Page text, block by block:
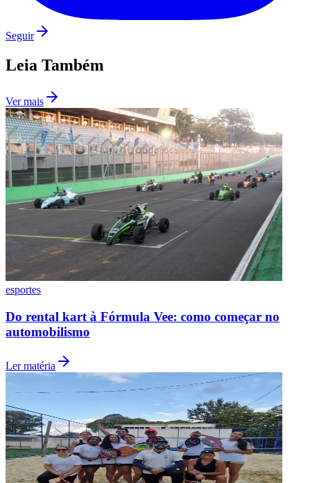
Flamengo
Seguir
Leia Também
Ver mais
esportes
Do rental kart à Fórmula Vee: como começar no
automobilismo
Ler matéria